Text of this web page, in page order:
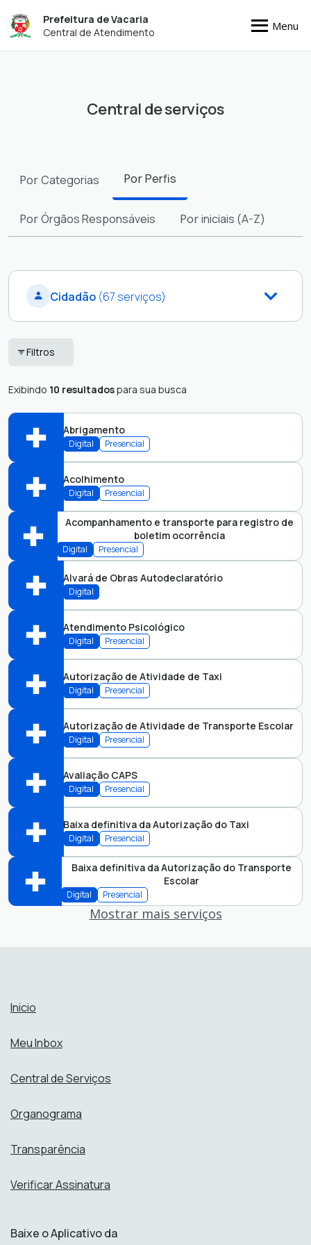
Prefeitura de Vacaria
Central de Atendimento
Menu
Central de serviços
PorCategorias PorPerfis
PorÓrgãos Responsáveis Poriniciais (A-Z)
Cidadão (67 serviços)
Filtros
Exibindo 10 resultadospara sua busca
Abrigamento
Digital Presencial
Abrir online > Via protocolo 1Doc
Perfis:
Acolhimento
Digital Presencial
Abrir online > Via protocolo 1Doc
Acompanhamento e transporte para registro de
boletim ocorrência
Digital Presencial
Abrir online > Via protocolo 1Doc
Alvará de Obras Autodeclaratório
Digital
Abrir online > Via protocolo 1Doc
Atendimento Psicológico
Digital Presencial
Abrir online > Via protocolo 1Doc
Autorização de Atividade de Taxi
Digital Presencial
Abrir online > Via protocolo 1Doc
Autorização de Atividade de Transporte Escolar
Digital Presencial
Abrir online > Via protocolo 1Doc
Avaliação CAPS
Digital Presencial
Abrir online > Via protocolo 1Doc
Baixa definitiva da Autorização do Taxi
Digital Presencial
Abrir online > Via protocolo 1Doc
Baixa definitiva da Autorização do Transporte
Escolar
Digital Presencial
Mostrar mais serviços
Inicio
Meu Inbox
Central de Serviços
Organograma
Transparência
Verificar Assinatura
Baixe o Aplicativo da